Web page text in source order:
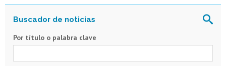
Por título o palabra clave